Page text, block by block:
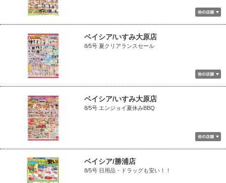
ベイシア/いすみ大原店
8/5号 夏クリアランスセール
ベイシア/いすみ大原店
8/5号 エンジョイ夏休みBBQ
ベイシア/勝浦店
8/5号 日用品・ドラッグも安い！！